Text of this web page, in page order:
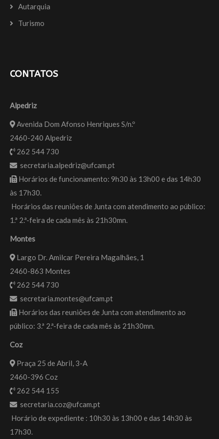
Autarquia
Turismo
CONTATOS
Alpedriz
Avenida Dom Afonso Henriques S/n.º
2460-240 Alpedriz
262 544 730
secretaria.alpedriz@ufcam.pt
Horários de funcionamento: 9h30 às 13h00 e das 14h30
às 17h30.
Horários das reuniões de Junta com atendimento ao público:
1.ª 2.ª-feira de cada mês às 21h30mn.
Montes
Largo Dr. Amilcar Pereira Magalhães, 1
2460-863 Montes
262 544 730
secretaria.montes@ufcam.pt
Horários das reuniões de Junta com atendimento ao
público: 3.ª 2.ª-feira de cada mês às 21h30mn.
Coz
Praça 25 de Abril, 3-A
2460-396 Coz
262 544 155
secretaria.coz@ufcam.pt
Horário de expediente : 10h30 às 13h00 e das 14h30 às
17h30.